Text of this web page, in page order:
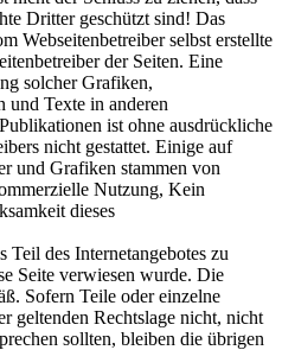
Dritter geschützt sind! Das
Webseitenbetreiber selbst erstellte
der Seiten. Eine
solcher Grafiken,
und Texte in anderen
ist ohne ausdrückliche
nicht gestattet. Einige auf
und Grafiken stammen von
Nutzung, Kein
dieses
Teil des Internetangebotes zu
Seite verwiesen wurde. Die
Sofern Teile oder einzelne
geltenden Rechtslage nicht, nicht
sollten, bleiben die übrigen